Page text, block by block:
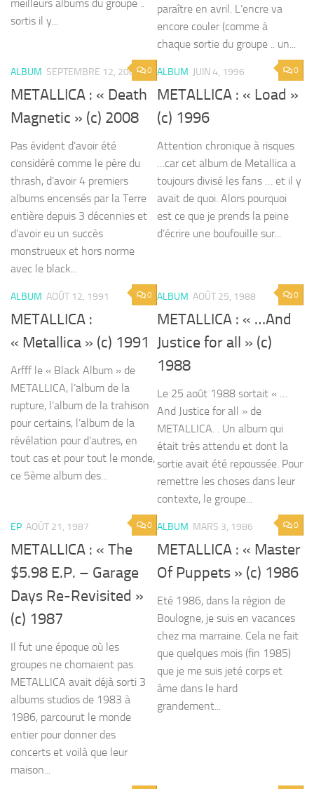
meilleurs albums du groupe ..
sortis il y...
paraître en avril. L’encre va
encore couler (comme à
chaque sortie du groupe .. un...
0
ALBUM SEPTEMBRE 12, 2008
METALLICA : « Death
Magnetic » (c) 2008
Pas évident d’avoir été
considéré comme le père du
thrash, d’avoir 4 premiers
albums encensés par la Terre
entière depuis 3 décennies et
d’avoir eu un succès
monstrueux et hors norme
avec le black...
0
ALBUM JUIN 4, 1996
METALLICA : « Load »
(c) 1996
Attention chronique à risques
…car cet album de Metallica a
toujours divisé les fans … et il y
avait de quoi. Alors pourquoi
est ce que je prends la peine
d’écrire une boufouille sur...
0
ALBUM AOÛT 12, 1991
METALLICA :
« Metallica » (c) 1991
Arfff le « Black Album » de
METALLICA, l’album de la
rupture, l’album de la trahison
pour certains, l’album de la
révélation pour d’autres, en
tout cas et pour tout le monde,
ce 5ème album des...
0
ALBUM AOÛT 25, 1988
METALLICA : « …And
Justice for all » (c)
1988
Le 25 août 1988 sortait « …
And Justice for all » de
METALLICA. . Un album qui
était très attendu et dont la
sortie avait été repoussée. Pour
remettre les choses dans leur
contexte, le groupe...
0
EP AOÛT 21, 1987
METALLICA : « The
$5.98 E.P. – Garage
Days Re-Revisited »
(c) 1987
Il fut une époque où les
groupes ne chomaient pas.
METALLICA avait déjà sorti 3
albums studios de 1983 à
1986, parcourut le monde
entier pour donner des
concerts et voilà que leur
maison...
0
ALBUM MARS 3, 1986
METALLICA : « Master
Of Puppets » (c) 1986
Eté 1986, dans la région de
Boulogne, je suis en vacances
chez ma marraine. Cela ne fait
que quelques mois (fin 1985)
que je me suis jeté corps et
âme dans le hard
grandement...